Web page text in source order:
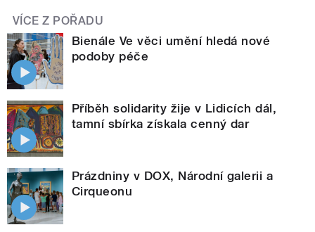
VÍCE Z POŘADU
Bienále Ve věci umění hledá nové
podoby péče
Příběh solidarity žije v Lidicích dál,
tamní sbírka získala cenný dar
Prázdniny v DOX, Národní galerii a
Cirqueonu